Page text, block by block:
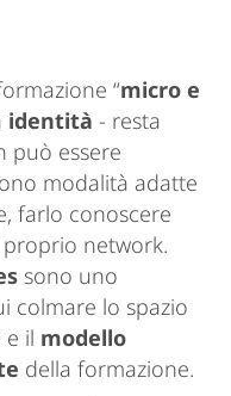
“micro e
identità - resta
può essere
modalità adatte
farlo conoscere
network.
sono uno
colmare lo spazio
e il modello
della formazione.